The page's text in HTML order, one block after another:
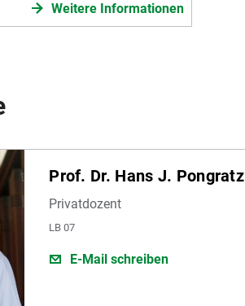
Weitere Informationen
Prof. Dr. Hans J. Pongratz
Privatdozent
LB 07
E-Mail schreiben